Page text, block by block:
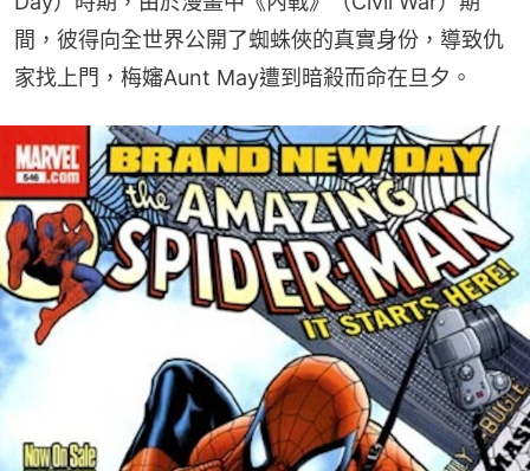
間，彼得向全世界公開了蜘蛛俠的真實身份，導致仇
家找上門，梅嬸Aunt May遭到暗殺而命在旦夕。